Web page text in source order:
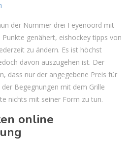
der Nummer drei Feyenoord mit
genähert, eishockey tipps von
zu ändern. Es ist höchst
davon auszugehen ist. Der
dass nur der angegebene Preis für
Begegnungen mit dem Grille
nichts mit seiner Form zu tun.
online